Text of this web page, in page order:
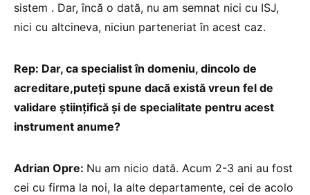
sistem . Dar, încă o dată, nu am semnat nici cu ISJ,
nici cu altcineva, niciun parteneriat în acest caz.
Rep: Dar, ca specialist în domeniu, dincolo de
acreditare,puteți spune dacă există vreun fel de
validare științifică și de specialitate pentru acest
instrument anume?
Adrian Opre: Nu am nicio dată. Acum 2-3 ani au fost
cei cu firma la noi, la alte departamente, cei de acolo